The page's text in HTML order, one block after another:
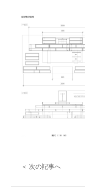
＜ 次の記事へ